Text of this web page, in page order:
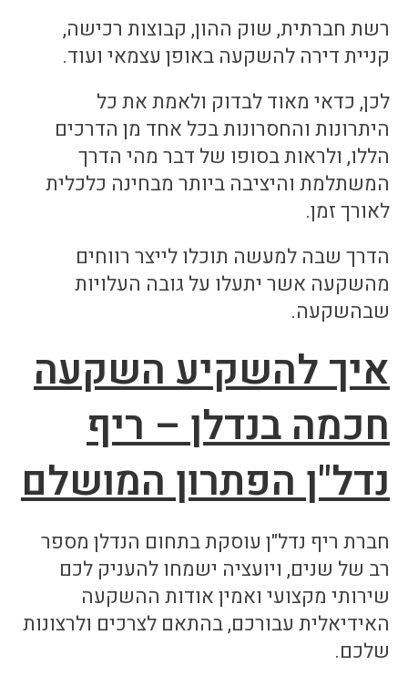
רשת חברתית, שוק ההון, קבוצות רכישה,
קניית דירה להשקעה באופן עצמאי ועוד.
לכן, כדאי מאוד לבדוק ולאמת את כל
היתרונות והחסרונות בכל אחד מן הדרכים
הללו, ולראות בסופו של דבר מהי הדרך
המשתלמת והיציבה ביותר מבחינה כלכלית
לאורך זמן.
הדרך שבה למעשה תוכלו לייצר רווחים
מהשקעה אשר יתעלו על גובה העלויות
שבהשקעה.
איך להשקיע השקעה
חכמה בנדלן– ריף
נדל"ן הפתרון המושלם
חברת ריף נדל"ן עוסקת בתחום הנדלן מספר
רב של שנים, ויועציה ישמחו להעניק לכם
שירותי מקצועי ואמין אודות ההשקעה
האידיאלית עבורכם, בהתאם לצרכים ולרצונות
שלכם.